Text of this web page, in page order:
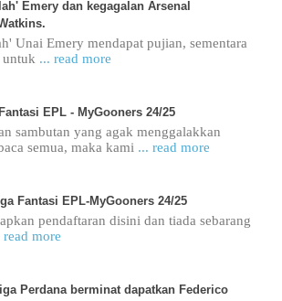
Emery dan kegagalan Arsenal
Unai Emery mendapat pujian, sementara
untuk ... read more
EPL - MyGooners 24/25
sambutan yang agak menggalakkan
semua, maka kami ... read more
Fantasi EPL-MyGooners 24/25
pendaftaran disini dan tiada sebarang
read more
Perdana berminat dapatkan Federico